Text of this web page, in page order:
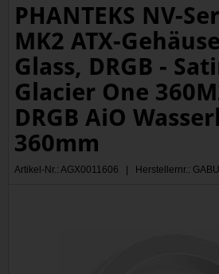
PHANTEKS NV-
MK2 ATX-
Glass, DRGB -
Glacier One
DRGB AiO
360mm
Artikel-Nr.: AGX0011606 | Herstellernr.: